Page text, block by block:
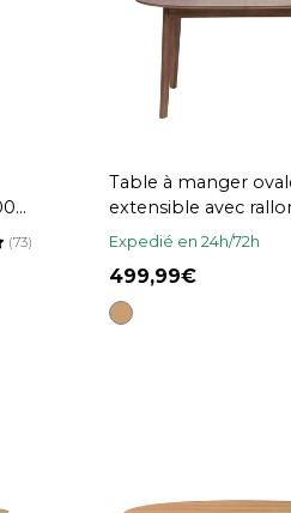
(73)
Table à manger
extensible avec
intégrées en bois
L150-200 cm ANSEL
Expedié en 24h/72h
499,99